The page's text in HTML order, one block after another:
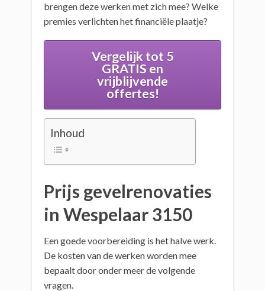
brengen deze werken met zich mee? Welke
premies verlichten het financiële plaatje?
Vergelijk tot 5
GRATIS en
vrijblijvende
offertes!
Inhoud
Prijs gevelrenovaties
in Wespelaar 3150
Een goede voorbereiding is het halve werk.
De kosten van de werken worden mee
bepaalt door onder meer de volgende
vragen.